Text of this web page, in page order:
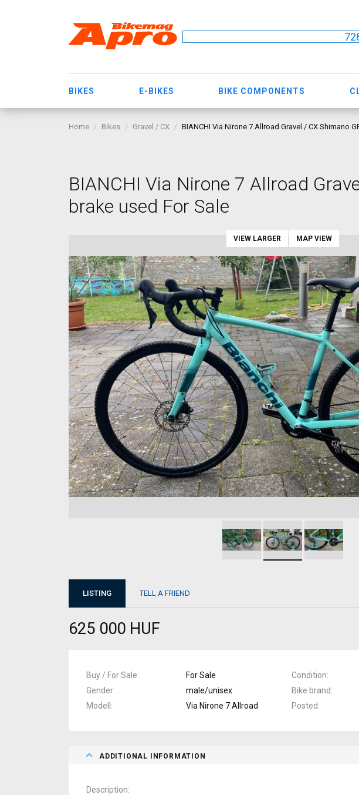
BIKES E-BIKES BIKE COMPONENTS
Home Bikes Gravel / CX BIANCHI Via Nirone 7 Allroad Gravel / CX Shimano
BIANCHI Via Nirone 7 Allroad
brake used For Sale
VIEW LARGER MAP VIEW
LISTING TELL A FRIEND
625 000 HUF
Buy / For Sale For Sale Condition
Gender
male/unisex Bike brand
Modell
Via Nirone 7 Allroad Posted
ADDITIONAL INFORMATION
Description